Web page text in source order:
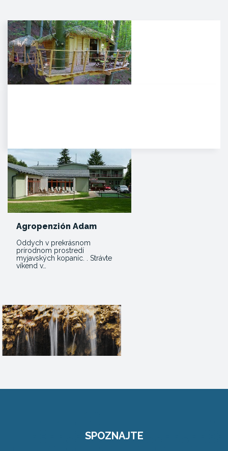
Agropenzión Adam
Oddych v prekrásnom
prírodnom prostredí
myjavských kopaníc. . Strávte
víkend v…
SPOZNAJTE